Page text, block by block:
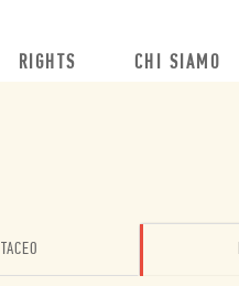
RIGHTS CHI SIAMO